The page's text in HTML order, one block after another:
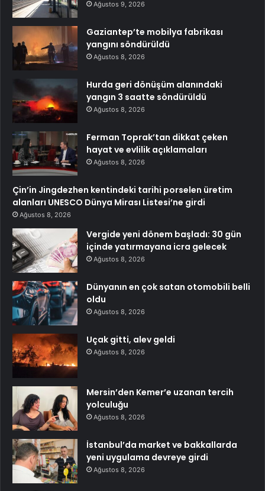
Ağustos 9, 2026
Gaziantep’te mobilya fabrikası
yangını söndürüldü
Ağustos 8, 2026
Hurda geri dönüşüm alanındaki
yangın 3 saatte söndürüldü
Ağustos 8, 2026
Ferman Toprak’tan dikkat çeken
hayat ve evlilik açıklamaları
Ağustos 8, 2026
Çin’in Jingdezhen kentindeki tarihi porselen üretim
alanları UNESCO Dünya Mirası Listesi’ne girdi
Ağustos 8, 2026
Vergide yeni dönem başladı: 30 gün
içinde yatırmayana icra gelecek
Ağustos 8, 2026
Dünyanın en çok satan otomobili belli
oldu
Ağustos 8, 2026
Uçak gitti, alev geldi
Ağustos 8, 2026
Mersin’den Kemer’e uzanan tercih
yolculuğu
Ağustos 8, 2026
İstanbul’da market ve bakkallarda
yeni uygulama devreye girdi
Ağustos 8, 2026